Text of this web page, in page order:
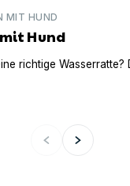
MIT HUND
Hund
richtige